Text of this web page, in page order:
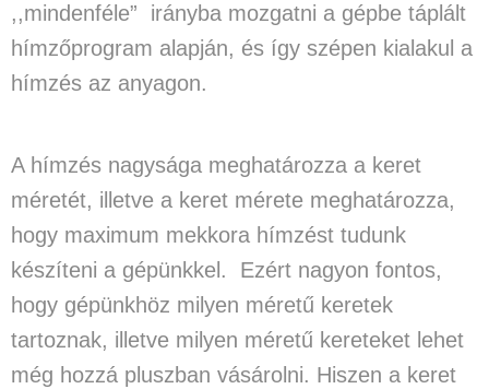
,,mindenféle” irányba mozgatni a gépbe táplált
hímzőprogram alapján, és így szépen kialakul a
hímzés az anyagon.
A hímzés nagysága meghatározza a keret
méretét, illetve a keret mérete meghatározza,
hogy maximum mekkora hímzést tudunk
készíteni a gépünkkel. Ezért nagyon fontos,
hogy gépünkhöz milyen méretű keretek
tartoznak, illetve milyen méretű kereteket lehet
még hozzá pluszban vásárolni. Hiszen a keret